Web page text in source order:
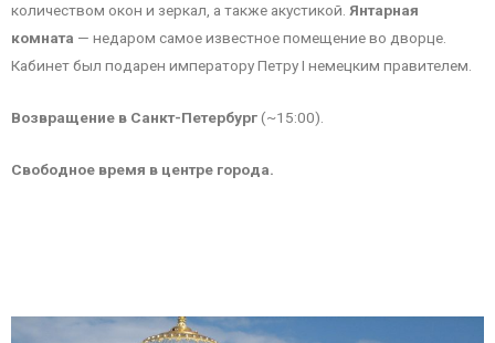
количеством окон и зеркал, а также акустикой. Янтарная
комната — недаром самое известное помещение во дворце.
Кабинет был подарен императору Петру I немецким правителем.
Возвращение в Санкт-Петербург(~15:00).
Свободное время в центре города.